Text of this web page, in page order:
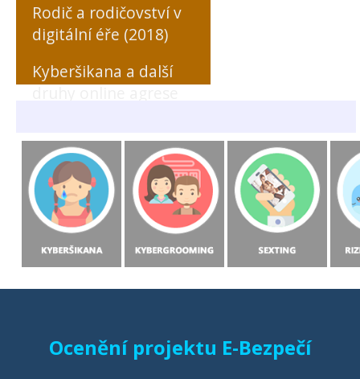
Rodič a rodičovství v
digitální éře (2018)
Kyberšikana a další
(MONO, 2018)
Rizikové formy
chování českých a
slovenských dětí v
prostředí internetu
(MONO, 2015)
Sexting a rizikové
Ocenění projektu E-Bezpečí